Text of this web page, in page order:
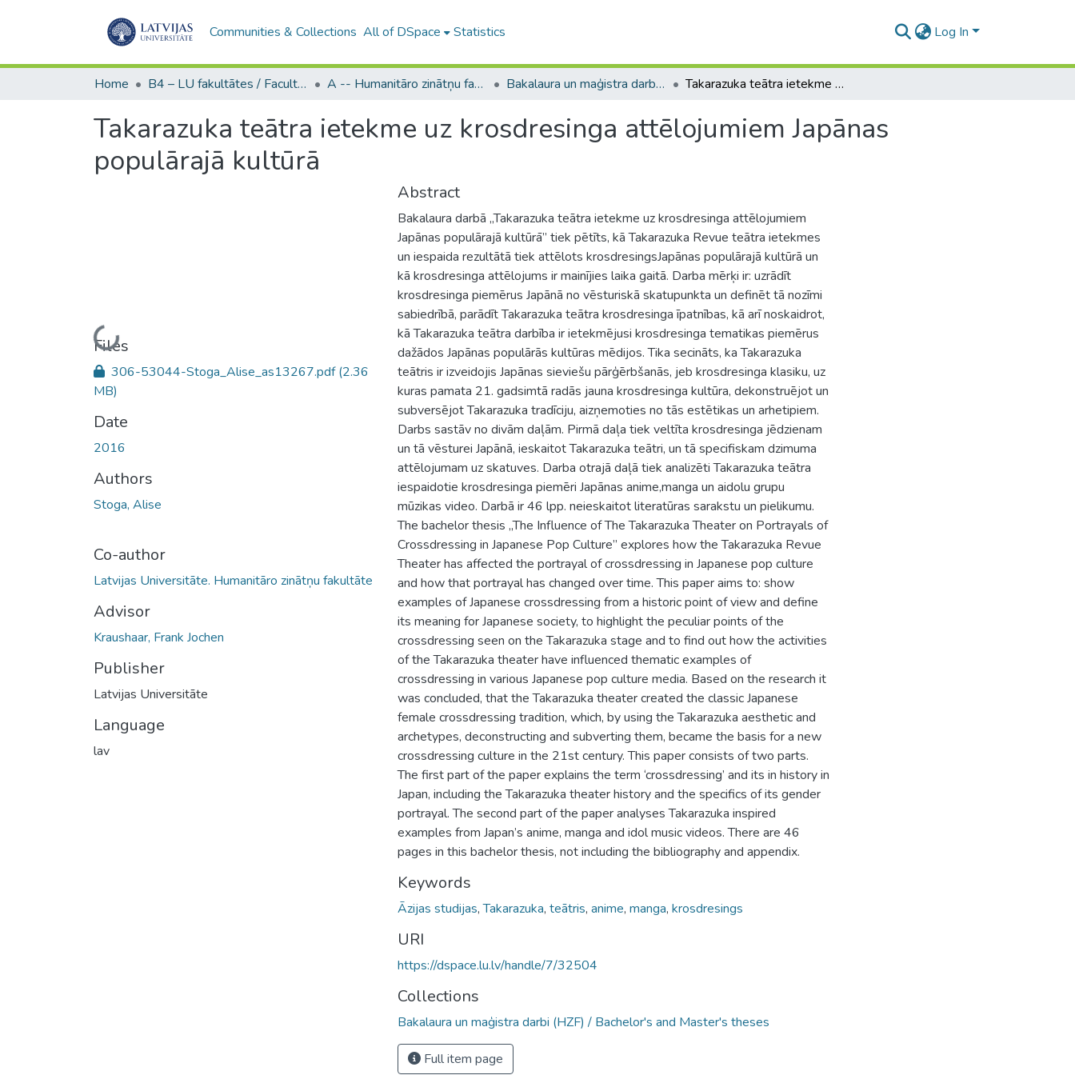
Communities & Collections All of DSpace Statistics Log In
Home B4 – LU fakultātes / Faculties of the UL A -- Humanitāro zinātņu fakultāte / Faculty of Humanities Bakalaura un maģistra darbi (HZF) / Bachelor's and Master's theses Takarazuka teātra ietekme uz krosdresinga attēlojumiem Japānas populārajā kultūrā
Takarazuka teātra ietekme uz krosdresinga attēlojumiem Japānas
populārajā kultūrā
Loading...
Files
306-53044-Stoga_Alise_as13267.pdf(2.36
MB)
Date
2016
Authors
Stoga, Alise
Co-author
Latvijas Universitāte. Humanitāro zinātņu fakultāte
Advisor
Kraushaar, Frank Jochen
Publisher
Latvijas Universitāte
Language
lav
Abstract
Bakalaura darbā „Takarazuka teātra ietekme uz krosdresinga attēlojumiem
Japānas populārajā kultūrā” tiek pētīts, kā Takarazuka Revue teātra ietekmes
un iespaida rezultātā tiek attēlots krosdresingsJapānas populārajā kultūrā un
kā krosdresinga attēlojums ir mainījies laika gaitā. Darba mērķi ir: uzrādīt
krosdresinga piemērus Japānā no vēsturiskā skatupunkta un definēt tā nozīmi
sabiedrībā, parādīt Takarazuka teātra krosdresinga īpatnības, kā arī noskaidrot,
kā Takarazuka teātra darbība ir ietekmējusi krosdresinga tematikas piemērus
dažādos Japānas populārās kultūras mēdijos. Tika secināts, ka Takarazuka
teātris ir izveidojis Japānas sieviešu pārģērbšanās, jeb krosdresinga klasiku, uz
kuras pamata 21. gadsimtā radās jauna krosdresinga kultūra, dekonstruējot un
subversējot Takarazuka tradīciju, aizņemoties no tās estētikas un arhetipiem.
Darbs sastāv no divām daļām. Pirmā daļa tiek veltīta krosdresinga jēdzienam
un tā vēsturei Japānā, ieskaitot Takarazuka teātri, un tā specifiskam dzimuma
attēlojumam uz skatuves. Darba otrajā daļā tiek analizēti Takarazuka teātra
iespaidotie krosdresinga piemēri Japānas anime,manga un aidolu grupu
mūzikas video. Darbā ir 46 lpp. neieskaitot literatūras sarakstu un pielikumu.
The bachelor thesis „The Influence of The Takarazuka Theater on Portrayals of
Crossdressing in Japanese Pop Culture” explores how the Takarazuka Revue
Theater has affected the portrayal of crossdressing in Japanese pop culture
and how that portrayal has changed over time. This paper aims to: show
examples of Japanese crossdressing from a historic point of view and define
its meaning for Japanese society, to highlight the peculiar points of the
crossdressing seen on the Takarazuka stage and to find out how the activities
of the Takarazuka theater have influenced thematic examples of
crossdressing in various Japanese pop culture media. Based on the research it
was concluded, that the Takarazuka theater created the classic Japanese
female crossdressing tradition, which, by using the Takarazuka aesthetic and
archetypes, deconstructing and subverting them, became the basis for a new
crossdressing culture in the 21st century. This paper consists of two parts.
The first part of the paper explains the term ‘crossdressing’ and its in history in
Japan, including the Takarazuka theater history and the specifics of its gender
portrayal. The second part of the paper analyses Takarazuka inspired
examples from Japan’s anime, manga and idol music videos. There are 46
pages in this bachelor thesis, not including the bibliography and appendix.
Keywords
Āzijas studijas,Takarazuka, teātris, anime, manga, krosdresings
URI
https://dspace.lu.lv/handle/7/32504
Collections
Bakalaura un maģistra darbi (HZF) / Bachelor's and Master's theses
Full item page